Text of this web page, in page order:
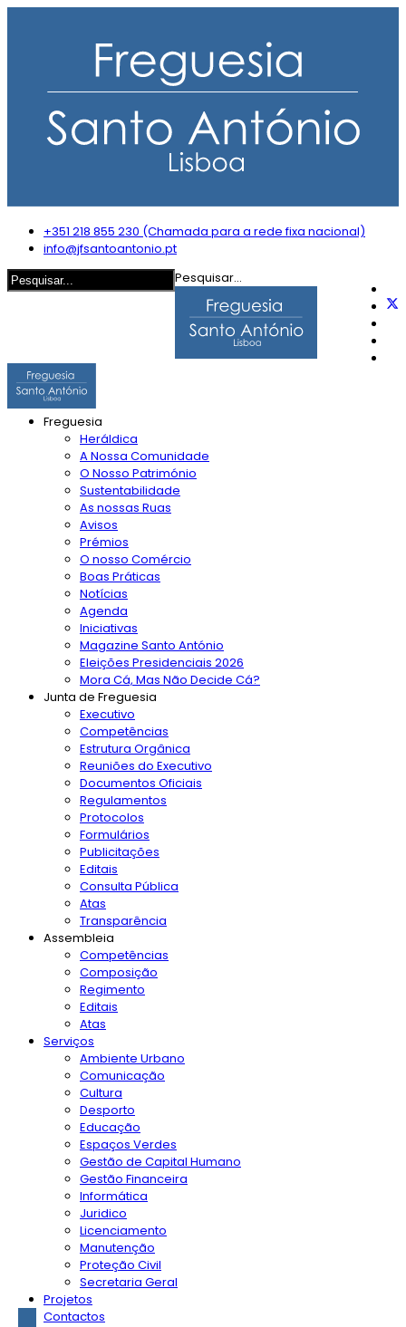
+351 218 855 230 (Chamada para a rede fixa nacional)
info@jfsantoantonio.pt
Pesquisar...
Freguesia
Heráldica
A Nossa Comunidade
O Nosso Património
Sustentabilidade
As nossas Ruas
Avisos
Prémios
O nosso Comércio
Boas Práticas
Notícias
Agenda
Iniciativas
Magazine Santo António
Eleições Presidenciais 2026
Mora Cá, Mas Não Decide Cá?
Junta de Freguesia
Executivo
Competências
Estrutura Orgânica
Reuniões do Executivo
Documentos Oficiais
Regulamentos
Protocolos
Formulários
Publicitações
Editais
Consulta Pública
Atas
Transparência
Assembleia
Competências
Composição
Regimento
Editais
Atas
Serviços
Ambiente Urbano
Comunicação
Cultura
Desporto
Educação
Espaços Verdes
Gestão de Capital Humano
Gestão Financeira
Informática
Juridico
Licenciamento
Manutenção
Proteção Civil
Secretaria Geral
Projetos
Contactos